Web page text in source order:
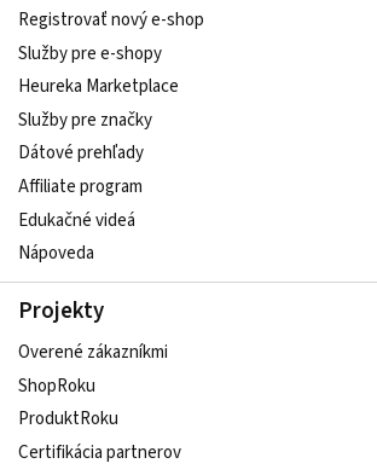
Registrovať nový e-shop
Služby pre e‑shopy
Heureka Marketplace
Služby pre značky
Dátové prehľady
Affiliate program
Edukačné videá
Nápoveda
Projekty
Overené zákazníkmi
ShopRoku
ProduktRoku
Certifikácia partnerov